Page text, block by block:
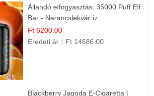
Állandó elfogyasztás: 35000 Puff Elf
Bar - Narancslekvár íz
Ft 6200.00
Eredeti ár： Ft 14686.00
Blackberry Jagoda E-Cigaretta |